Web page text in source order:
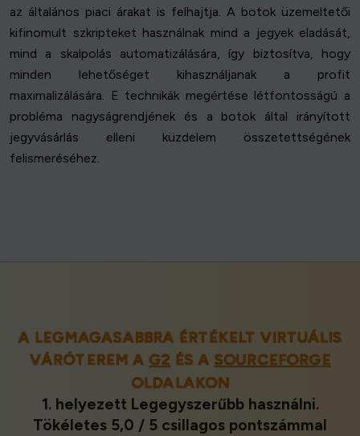
az általános piaci árakat is felhajtja. A botok üzemeltetői
kifinomult szkripteket használnak mind a jegyek eladását,
mind a skalpolás automatizálására, így biztosítva, hogy
minden lehetőséget kihasználjanak a profit
maximalizálására. E technikák megértése létfontosságú a
probléma nagyságrendjének és a botok által irányított
jegyvásárlás elleni küzdelem összetettségének
felismeréséhez.
A LEGMAGASABBRA ÉRTÉKELT VIRTUÁLIS
VÁRÓTEREM A G2 ÉS A SOURCEFORGE
OLDALAKON
1. helyezett Legegyszerűbb használni.
Tökéletes 5,0 / 5 csillagos pontszámmal